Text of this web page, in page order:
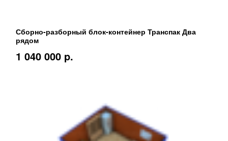
Сборно-разборный блок-контейнер Транспак Два
рядом
1 040 000 p.